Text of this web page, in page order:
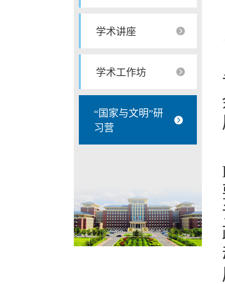
学术讲座
学术工作坊
“国家与文明”研
习营